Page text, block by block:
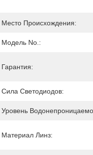
Место Происхождения:
Модель No.:
Гарантия:
Сила Светодиодов:
Уровень
Материал Линз: